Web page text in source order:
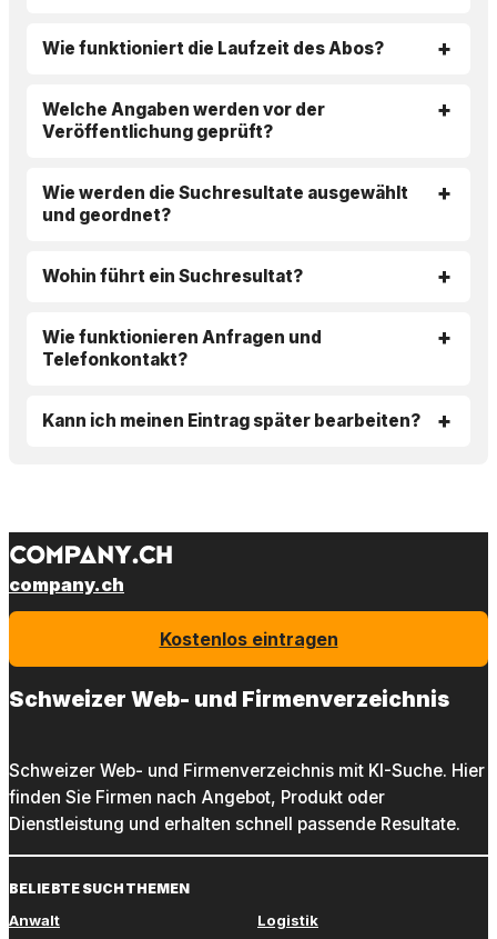
Wie funktioniert die Laufzeit des Abos?
Welche Angaben werden vor der
Veröffentlichung geprüft?
Wie werden die Suchresultate ausgewählt
und geordnet?
Wohin führt ein Suchresultat?
Wie funktionieren Anfragen und
Telefonkontakt?
Kann ich meinen Eintrag später bearbeiten?
company.ch
Kostenlos eintragen
Schweizer Web- und Firmenverzeichnis
Schweizer Web- und Firmenverzeichnis mit KI-Suche. Hier
finden Sie Firmen nach Angebot, Produkt oder
Dienstleistung und erhalten schnell passende Resultate.
BELIEBTE SUCHTHEMEN
Anwalt
Logistik